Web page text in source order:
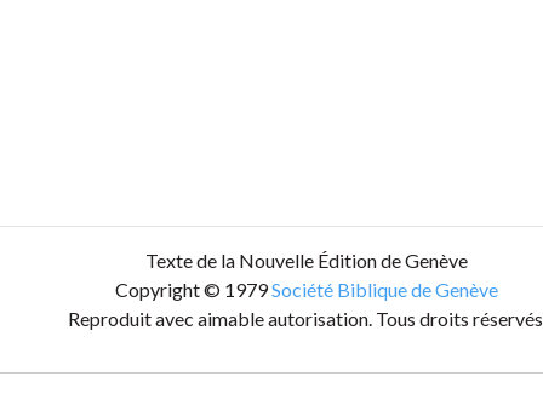
Texte de la Nouvelle Édition de Genève
Copyright © 1979Société Biblique de Genève
Reproduit avec aimable autorisation. Tous droits réservés.